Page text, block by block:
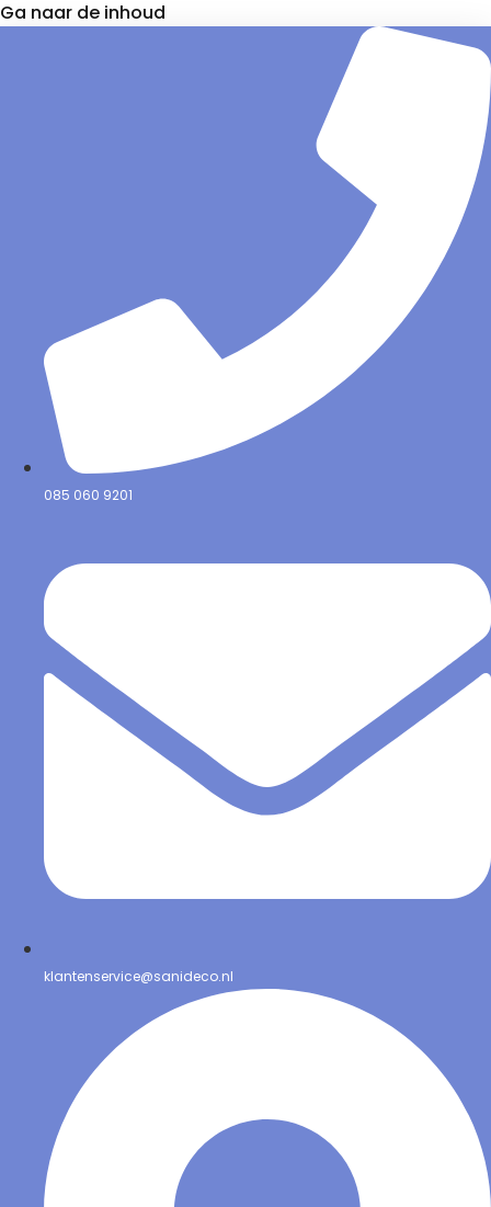
Ga naar de inhoud
085 060 9201
klantenservice@sanideco.nl